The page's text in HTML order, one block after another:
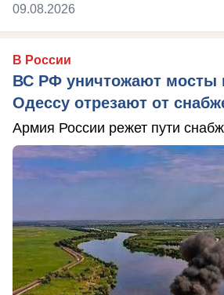
09.08.2026
В России
ВС РФ уничтожают мосты
Одессу отрезают от
Армия России режет пути